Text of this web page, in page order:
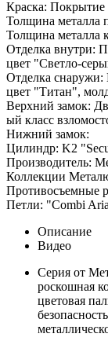
Краска: Покрытие
Толщина металла
Толщина металла
Отделка внутри:
цвет "Светло-
Отделка снаружи:
цвет "Титан",
Верхний замок:
ый класс
Нижний замок:
Цилиндр: K2
Производитель:
Коллекции
Противосъемные
Петли: "Combi
Описание
Видео
Серия от
роскошная
цветовая